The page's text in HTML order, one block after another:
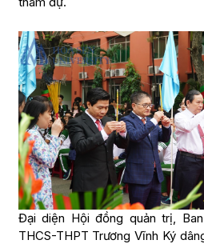
Đại diện Hội đồng quản trị,
THCS-THPT Trương Vĩnh Ký